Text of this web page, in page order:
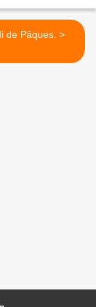
mercredi de Pâques. >